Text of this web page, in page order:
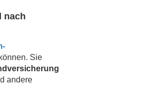
nach
Sie
andere